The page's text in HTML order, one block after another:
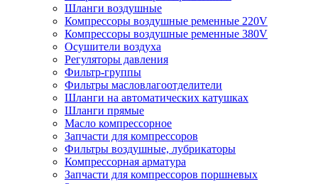
Шланги воздушные
Компрессоры воздушные ременные 220V
Компрессоры воздушные ременные 380V
Осушители воздуха
Регуляторы давления
Фильтр-группы
Фильтры масловлагоотделители
Шланги на автоматических катушках
Шланги прямые
Масло компрессорное
Запчасти для компрессоров
Фильтры воздушные, лубрикаторы
Компрессорная арматура
Запчасти для компрессоров поршневых